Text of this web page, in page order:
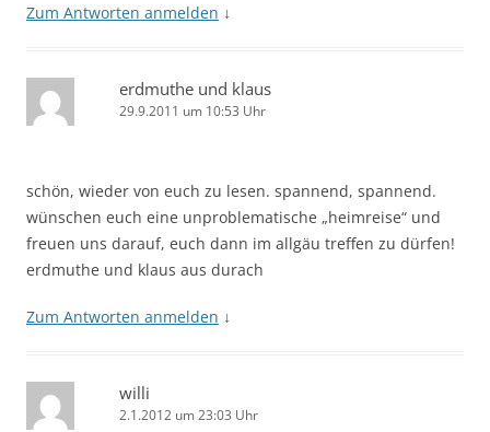
Zum Antworten anmelden ↓
erdmuthe und klaus
29.9.2011 um 10:53 Uhr
schön, wieder von euch zu lesen. spannend, spannend.
wünschen euch eine unproblematische „heimreise“ und
freuen uns darauf, euch dann im allgäu treffen zu dürfen!
erdmuthe und klaus aus durach
Zum Antworten anmelden ↓
willi
2.1.2012 um 23:03 Uhr